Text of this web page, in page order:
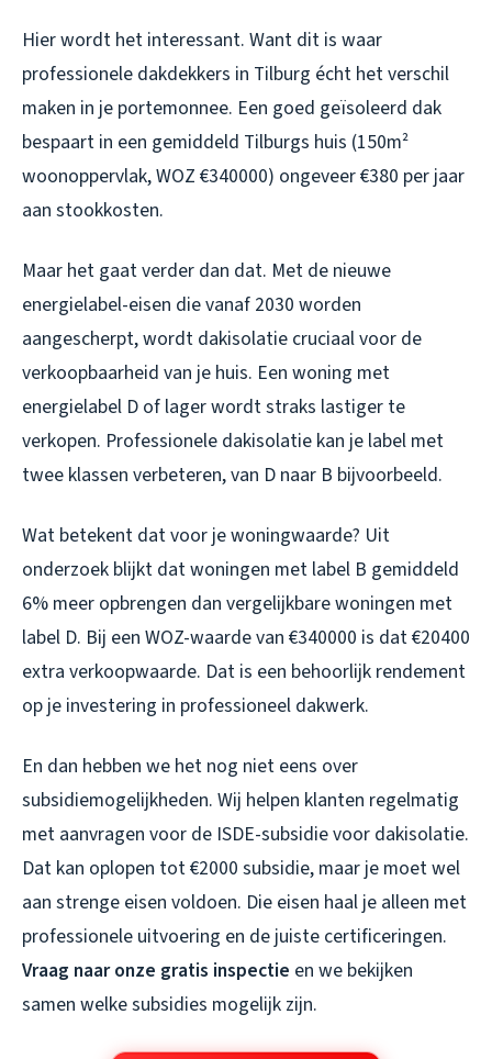
Hier wordt het interessant. Want dit is waar
professionele dakdekkers in Tilburg écht het verschil
maken in je portemonnee. Een goed geïsoleerd dak
bespaart in een gemiddeld Tilburgs huis (150m²
woonoppervlak, WOZ €340000) ongeveer €380 per jaar
aan stookkosten.
Maar het gaat verder dan dat. Met de nieuwe
energielabel-eisen die vanaf 2030 worden
aangescherpt, wordt dakisolatie cruciaal voor de
verkoopbaarheid van je huis. Een woning met
energielabel D of lager wordt straks lastiger te
verkopen. Professionele dakisolatie kan je label met
twee klassen verbeteren, van D naar B bijvoorbeeld.
Wat betekent dat voor je woningwaarde? Uit
onderzoek blijkt dat woningen met label B gemiddeld
6% meer opbrengen dan vergelijkbare woningen met
label D. Bij een WOZ-waarde van €340000 is dat €20400
extra verkoopwaarde. Dat is een behoorlijk rendement
op je investering in professioneel dakwerk.
En dan hebben we het nog niet eens over
subsidiemogelijkheden. Wij helpen klanten regelmatig
met aanvragen voor de ISDE-subsidie voor dakisolatie.
Dat kan oplopen tot €2000 subsidie, maar je moet wel
aan strenge eisen voldoen. Die eisen haal je alleen met
professionele uitvoering en de juiste certificeringen.
Vraag naar onze gratis inspectie en we bekijken
samen welke subsidies mogelijk zijn.